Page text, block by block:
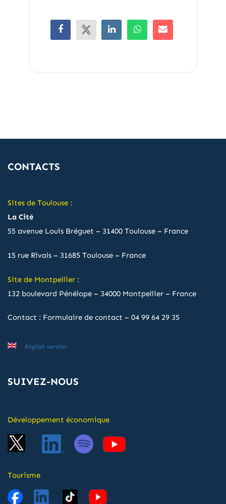
CONTACTS
Sites de Toulouse :
La Cité
55 avenue Louis Bréguet – 31400 Toulouse – France
15 rue Rivals – 31685 Toulouse – France
Site de Montpellier :
132 boulevard Pénélope – 34000 Montpellier – France
Contact : Formulaire de contact – 04 99 64 29 35
English version
SUIVEZ-NOUS
Développement économique
Tourisme